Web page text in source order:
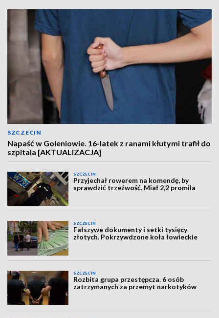
SZCZECIN
Napaść w Goleniowie. 16-latek z ranami kłutymi trafił do
szpitala [AKTUALIZACJA]
SZCZECIN
Przyjechał rowerem na komendę, by
sprawdzić trzeźwość. Miał 2,2 promila
SZCZECIN
Fałszywe dokumenty i setki tysięcy
złotych. Pokrzywdzone koła łowieckie
SZCZECIN
Rozbita grupa przestępcza. 6 osób
zatrzymanych za przemyt narkotyków